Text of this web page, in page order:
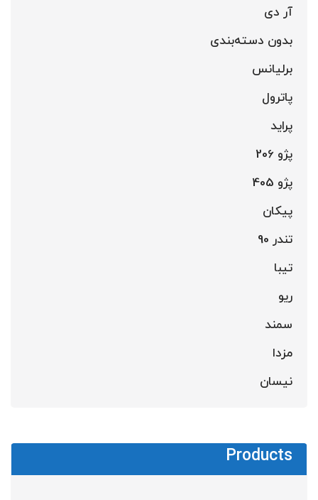
آر دی
بدون دسته‌بندی
برلیانس
پاترول
پراید
پژو 206
پژو 405
پیکان
تندر 90
تیبا
ریو
سمند
مزدا
نیسان
Products